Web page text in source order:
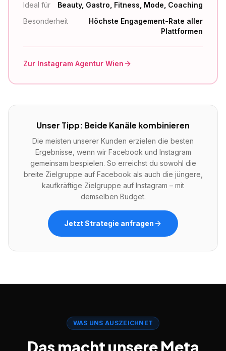
Ideal für
Beauty, Gastro, Fitness, Mode, Coaching
Besonderheit
Höchste Engagement-Rate aller
Plattformen
Zur Instagram Agentur Wien
Unser Tipp: Beide Kanäle kombinieren
Die meisten unserer Kunden erzielen die besten
Ergebnisse, wenn wir Facebook und Instagram
gemeinsam bespielen. So erreichst du sowohl die
breite Zielgruppe auf Facebook als auch die jüngere,
kaufkräftige Zielgruppe auf Instagram – mit
demselben Budget.
Jetzt Strategie anfragen
WAS UNS AUSZEICHNET
Das macht unsere Meta